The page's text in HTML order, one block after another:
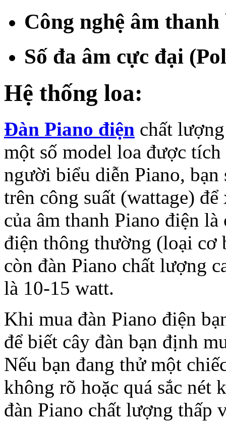
Công nghệ âm thanh
Số đa âm cực đại
Hệ thống loa:
Đàn Piano điện chất
một số model loa được
người biểu diễn Piano, bạn
trên công suất (wattage)
của âm thanh Piano điện
điện thông thường (loại cơ
còn đàn Piano chất lượng
là 10-15 watt.
Khi mua đàn Piano điện
để biết cây đàn bạn định
Nếu bạn đang thử một
không rõ hoặc quá sắc nét
đàn Piano chất lượng thấp